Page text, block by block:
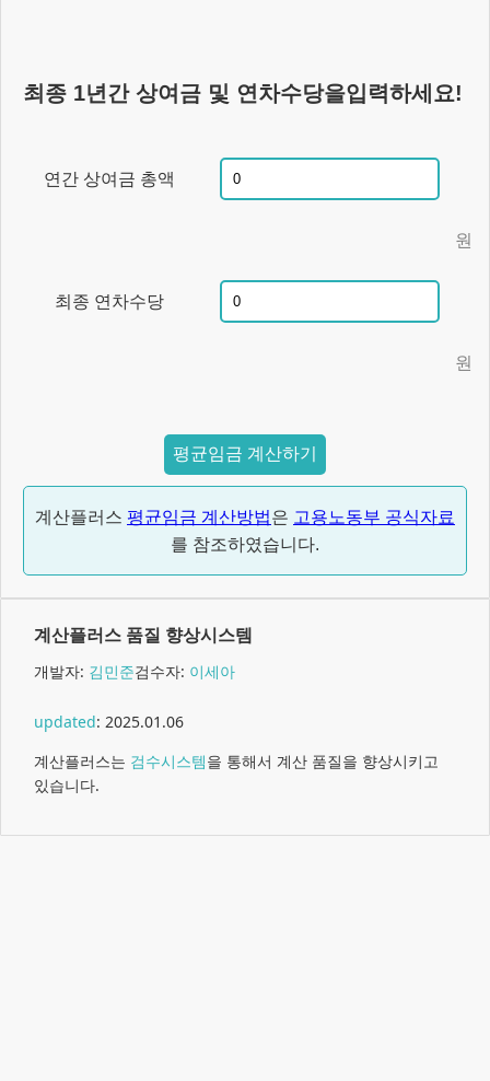
최종 1년간 상여금 및 연차수당을입력하세요!
연간 상여금 총액
원
최종 연차수당
원
평균임금 계산하기
계산플러스 평균임금 계산방법은 고용노동부 공식자료
를 참조하였습니다.
계산플러스 품질 향상시스템
개발자: 김민준검수자: 이세아
updated: 2025.01.06
계산플러스는 검수시스템을 통해서 계산 품질을 향상시키고
있습니다.